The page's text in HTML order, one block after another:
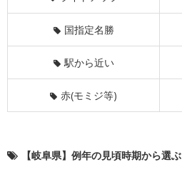
国指定名勝
駅から近い
赤(モミジ等)
【岐阜県】例年の見頃時期から選ぶ